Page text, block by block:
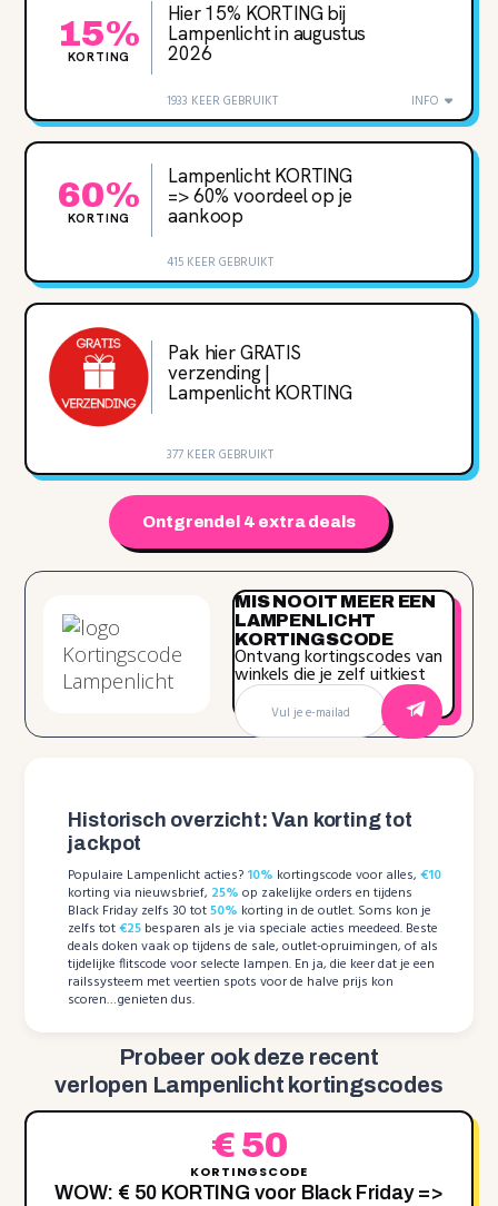
15%
KORTING
Hier 15% KORTING bij
Lampenlicht in augustus
2026
1933 KEER GEBRUIKT INFO
60%
KORTING
Lampenlicht KORTING
=> 60% voordeel op je
aankoop
415 KEER GEBRUIKT
Pak hier GRATIS
verzending |
Lampenlicht KORTING
377 KEER GEBRUIKT
Ontgrendel 4 extra deals
MIS NOOIT MEER EEN
LAMPENLICHT
KORTINGSCODE
Ontvang kortingscodes van
winkels die je zelf uitkiest
Historisch overzicht: Van korting tot
jackpot
Populaire Lampenlicht acties? 10% kortingscode voor alles,€10
korting via nieuwsbrief, 25% op zakelijke orders en tijdens
Black Friday zelfs 30 tot50% korting in de outlet. Soms kon je
zelfs tot€25 besparen als je via speciale acties meedeed. Beste
deals doken vaak op tijdens de sale, outlet-opruimingen, of als
tijdelijke flitscode voor selecte lampen. En ja, die keer dat je een
railssysteem met veertien spots voor de halve prijs kon
scoren…genieten dus.
Probeer ook deze recent
verlopen Lampenlicht kortingscodes
€ 50
KORTINGSCODE
WOW: € 50 KORTING voor Black Friday =>